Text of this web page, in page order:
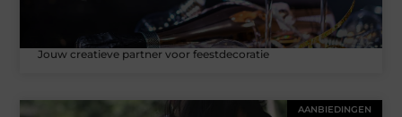
Jouw creatieve partner voor feestdecoratie
AANBIEDINGEN